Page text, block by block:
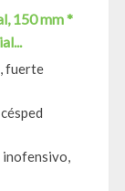
150 mm *
fuerte
inofensivo,